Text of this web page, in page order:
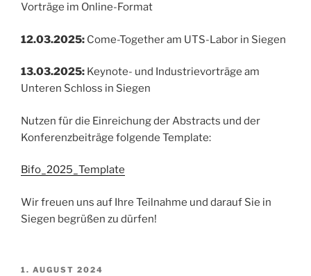
Vorträge im Online-Format
12.03.2025: Come-Together am UTS-Labor in Siegen
13.03.2025: Keynote- und Industrievorträge am
Unteren Schloss in Siegen
Nutzen für die Einreichung der Abstracts und der
Konferenzbeiträge folgende Template:
Bifo_2025_Template
Wir freuen uns auf Ihre Teilnahme und darauf Sie in
Siegen begrüßen zu dürfen!
VERÖFFENTLICHT
1. AUGUST 2024